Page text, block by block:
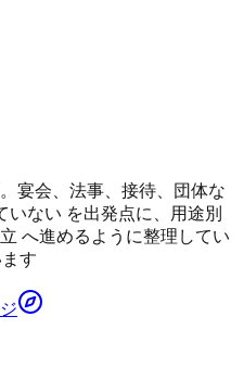
宴会、法事、接待、団体な
いない を出発点に、用途別
へ進めるように整理してい
す